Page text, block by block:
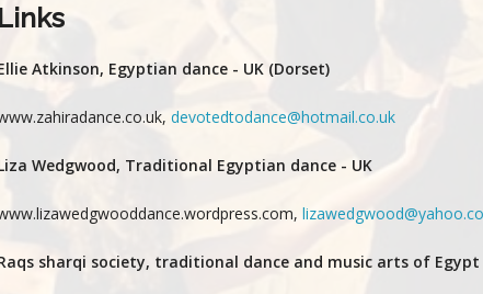
Links
Atkinson, Egyptian dance - UK (Dorset)
devotedtodance@hotmail.co.uk
Wedgwood, Traditional Egyptian dance - UK
sharqi society, traditional dance and music arts of Egypt